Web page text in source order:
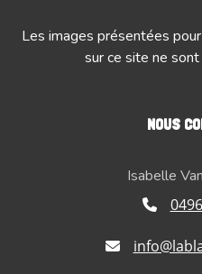
Les images présentées
sur ce site ne
NOUS
Isabelle